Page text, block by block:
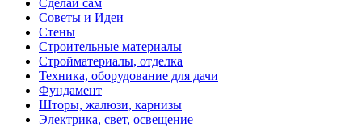
Советы и Идеи
Стены
Строительные материалы
Стройматериалы, отделка
Техника, оборудование для дачи
Фундамент
Шторы, жалюзи, карнизы
Электрика, свет, освещение